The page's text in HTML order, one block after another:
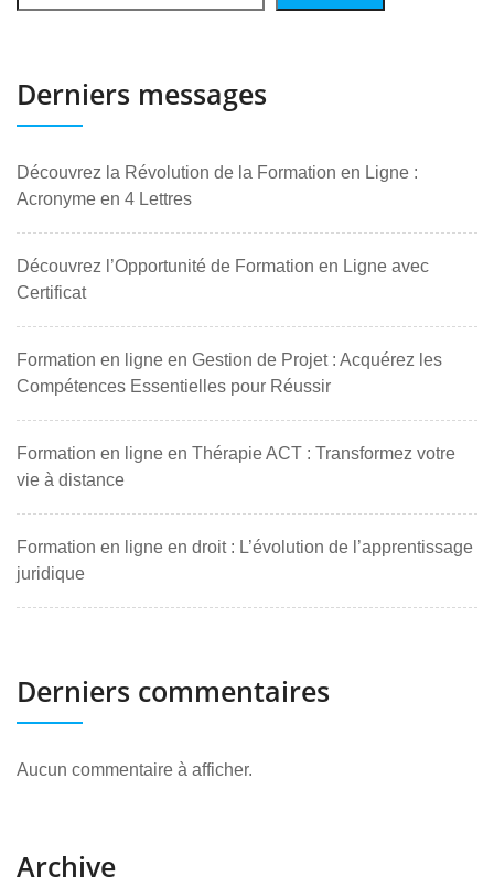
Derniers messages
Découvrez la Révolution de la Formation en Ligne :
Acronyme en 4 Lettres
Découvrez l’Opportunité de Formation en Ligne avec
Certificat
Formation en ligne en Gestion de Projet : Acquérez les
Compétences Essentielles pour Réussir
Formation en ligne en Thérapie ACT : Transformez votre
vie à distance
Formation en ligne en droit : L’évolution de l’apprentissage
juridique
Derniers commentaires
Aucun commentaire à afficher.
Archive